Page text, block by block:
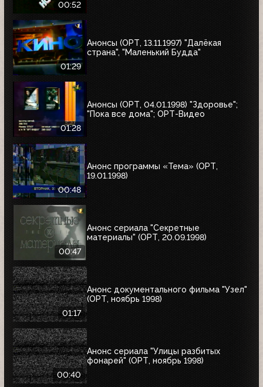
00:52
01:29
Анонсы (ОРТ, 13.11.1997) "Далёкая
страна", "Маленький Будда"
01:28
Анонсы (ОРТ, 04.01.1998) "Здоровье";
"Пока все дома"; ОРТ-Видео
00:48
Анонс программы «Тема» (ОРТ,
19.01.1998)
00:47
Анонс сериала "Секретные
материалы" (ОРТ, 20.09.1998)
01:17
Анонс документального фильма "Узел"
(ОРТ, ноябрь 1998)
00:40
Анонс сериала "Улицы разбитых
фонарей" (ОРТ, ноябрь 1998)